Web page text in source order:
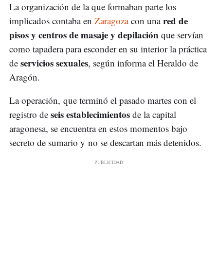
La organización de la que formaban parte los
implicados contaba en Zaragozacon unared de
pisos y centros de masaje y depilación que servían
como tapadera para esconder en su interior la práctica
de servicios sexuales, según informa el Heraldo de
Aragón.
La operación, que terminó el pasado martes con el
registro de seis establecimientos de la capital
aragonesa, se encuentra en estos momentos bajo
secreto de sumario y no se descartan más detenidos.